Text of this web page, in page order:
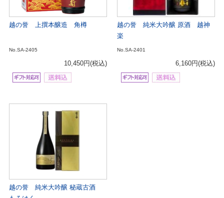
越の誉 上撰本醸造 角樽
No.SA-2405
10,450円(税込)
越の誉 純米大吟醸 原酒 越神
楽
No.SA-2401
6,160円(税込)
越の誉 純米大吟醸 秘蔵古酒